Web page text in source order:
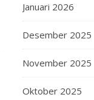
Januari 2026
Desember 2025
November 2025
Oktober 2025